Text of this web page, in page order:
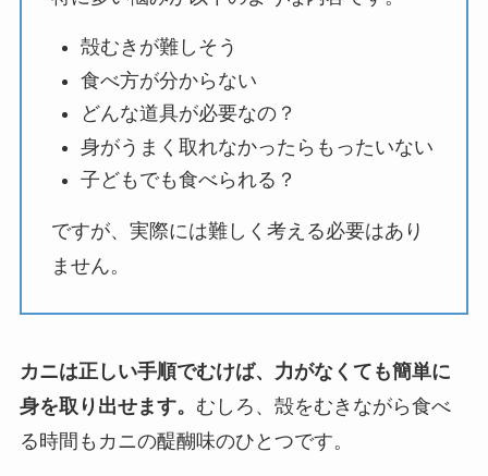
殻むきが難しそう
食べ方が分からない
どんな道具が必要なの？
身がうまく取れなかったらもったいない
子どもでも食べられる？
ですが、実際には難しく考える必要はあり
ません。
カニは正しい手順でむけば、力がなくても簡単に
身を取り出せます。 むしろ、殻をむきながら食べ
る時間もカニの醍醐味のひとつです。